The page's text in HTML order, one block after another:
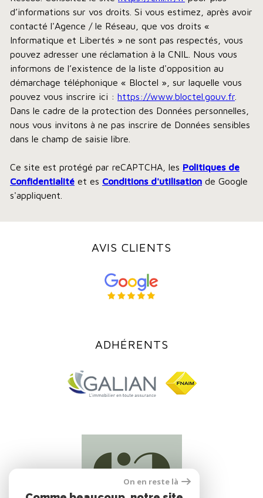
d’informations sur vos droits. Si vous estimez, après avoir
contacté l'Agence / le Réseau, que vos droits «
Informatique et Libertés » ne sont pas respectés, vous
pouvez adresser une réclamation à la CNIL. Nous vous
informons de l’existence de la liste d'opposition au
démarchage téléphonique « Bloctel », sur laquelle vous
pouvez vous inscrire ici : https://www.bloctel.gouv.fr
Dans le cadre de la protection des Données personnelles,
nous vous invitons à ne pas inscrire de Données sensibles
dans le champ de saisie libre.
Ce site est protégé par reCAPTCHA, les Politiques de
Confidentialité et es Conditions d'utilisation de Google
s'appliquent.
AVIS CLIENTS
ADHÉRENTS
On en reste là